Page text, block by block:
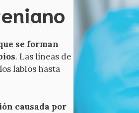
se forman
. Las líneas de
labios hasta
causada por